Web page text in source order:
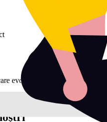
evoluează constant.